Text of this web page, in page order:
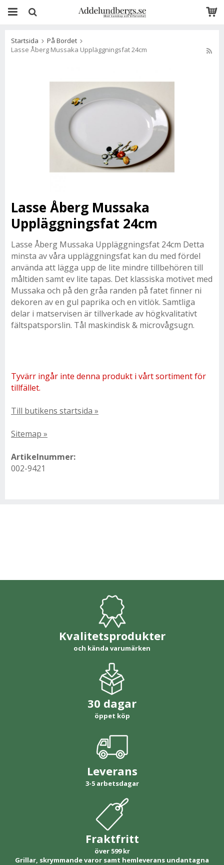
Startsida
På Bordet
Lasse Åberg Mussaka Uppläggningsfat 24cm
Lasse Åberg Mussaka
Uppläggningsfat 24cm
Lasse Åberg Mussaka Uppläggningsfat 24cm Detta
minsta av våra uppläggningsfat kan du med fördel
använda att lägga upp de lite mindre tillbehören till
måltiden samt ev lite tapas. Det klassiska motivet med
Mussaka och på den gråa randen på fatet finner ni
dekoren av en gul paprika och en vitlök. Samtliga
delar i matservisen är tillverkade av högkvalitativt
fältspatsporslin. Tål maskindisk & microvågsugn.
Tyvärr ingår inte denna produkt i vårt sortiment för
tillfället.
Till butikens startsida »
Sitemap »
Artikelnummer:
002-9421
Kvalitetsprodukter
och kända varumärken
30 dagar
öppet köp
Leverans
3-5 arbetsdagar
Fraktfritt
över 599 kr
Grillar, skrymmande varor samt hemleverans undantagna